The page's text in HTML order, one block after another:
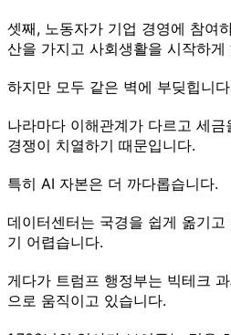
셋째, 노동자가 기업 경영에 참여
산을 가지고 사회생활을 시작하게
하지만 모두 같은 벽에 부딪힙니
나라마다 이해관계가 다르고 세
경쟁이 치열하기 때문입니다.
특히 AI 자본은 더 까다롭습니다.
데이터센터는 국경을 쉽게 옮기
기 어렵습니다.
게다가 트럼프 행정부는 빅테크
으로 움직이고 있습니다.